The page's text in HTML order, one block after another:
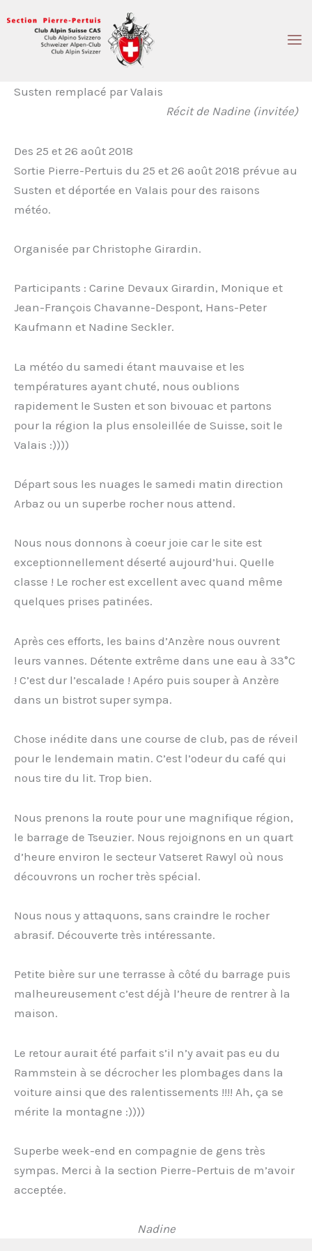
contenu
Susten remplacé par Valais
Récit de Nadine (invitée)
Des 25 et 26 août 2018
Sortie Pierre-Pertuis du 25 et 26 août 2018 prévue au
Susten et déportée en Valais pour des raisons
météo.
Organisée par Christophe Girardin.
Participants : Carine Devaux Girardin, Monique et
Jean-François Chavanne-Despont, Hans-Peter
Kaufmann et Nadine Seckler.
La météo du samedi étant mauvaise et les
températures ayant chuté, nous oublions
rapidement le Susten et son bivouac et partons
pour la région la plus ensoleillée de Suisse, soit le
Valais :))))
Départ sous les nuages le samedi matin direction
Arbaz ou un superbe rocher nous attend.
Nous nous donnons à coeur joie car le site est
exceptionnellement déserté aujourd’hui. Quelle
classe ! Le rocher est excellent avec quand même
quelques prises patinées.
Après ces efforts, les bains d’Anzère nous ouvrent
leurs vannes. Détente extrême dans une eau à 33°C
! C’est dur l’escalade ! Apéro puis souper à Anzère
dans un bistrot super sympa.
Chose inédite dans une course de club, pas de réveil
pour le lendemain matin. C’est l’odeur du café qui
nous tire du lit. Trop bien.
Nous prenons la route pour une magnifique région,
le barrage de Tseuzier. Nous rejoignons en un quart
d’heure environ le secteur Vatseret Rawyl où nous
découvrons un rocher très spécial.
Nous nous y attaquons, sans craindre le rocher
abrasif. Découverte très intéressante.
Petite bière sur une terrasse à côté du barrage puis
malheureusement c’est déjà l’heure de rentrer à la
maison.
Le retour aurait été parfait s’il n’y avait pas eu du
Rammstein à se décrocher les plombages dans la
voiture ainsi que des ralentissements !!!! Ah, ça se
mérite la montagne :))))
Superbe week-end en compagnie de gens très
sympas. Merci à la section Pierre-Pertuis de m’avoir
acceptée.
Nadine